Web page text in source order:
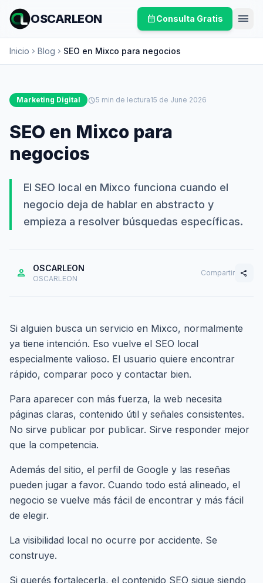
OSCARLEON calendar_monthConsulta Gratis menu
Inicio chevron_right Blog chevron_right SEO en Mixco para negocios
Marketing Digital schedule5 min de lectura15 de June 2026
SEO en Mixco para
negocios
El SEO local en Mixco funciona cuando el
negocio deja de hablar en abstracto y
empieza a resolver búsquedas específicas.
person OSCARLEON
OSCARLEON
Compartir share
Si alguien busca un servicio en Mixco, normalmente
ya tiene intención. Eso vuelve el SEO local
especialmente valioso. El usuario quiere encontrar
rápido, comparar poco y contactar bien.
Para aparecer con más fuerza, la web necesita
páginas claras, contenido útil y señales consistentes.
No sirve publicar por publicar. Sirve responder mejor
que la competencia.
Además del sitio, el perfil de Google y las reseñas
pueden jugar a favor. Cuando todo está alineado, el
negocio se vuelve más fácil de encontrar y más fácil
de elegir.
La visibilidad local no ocurre por accidente. Se
construye.
Si querés fortalecerla, el contenido SEO sigue siendo